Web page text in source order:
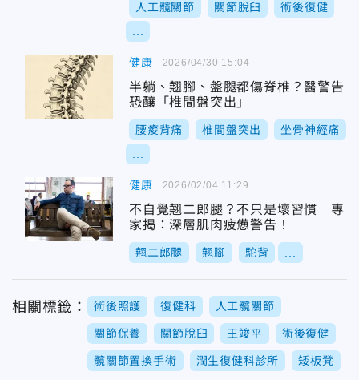
人工髖關節 關節脫臼 術後復健
健康
半躺、翹腳、盤腿都傷脊椎？醫警告
恐釀「椎間盤突出」
腰痠背痛 椎間盤突出 坐骨神經痛
2026/04/30 15:04
健康
不自覺翹二郎腿？不只是壞習慣 專
家揭：深層肌肉疲憊警告！
翹二郎腿 翹腳 駝背
2026/02/04 11:29
相關標籤： 術後照護 復健科 人工髖關節
關節保養 關節脫臼 王竣平 術後復健
髖關節置換手術 潤生復健科診所 矮板凳